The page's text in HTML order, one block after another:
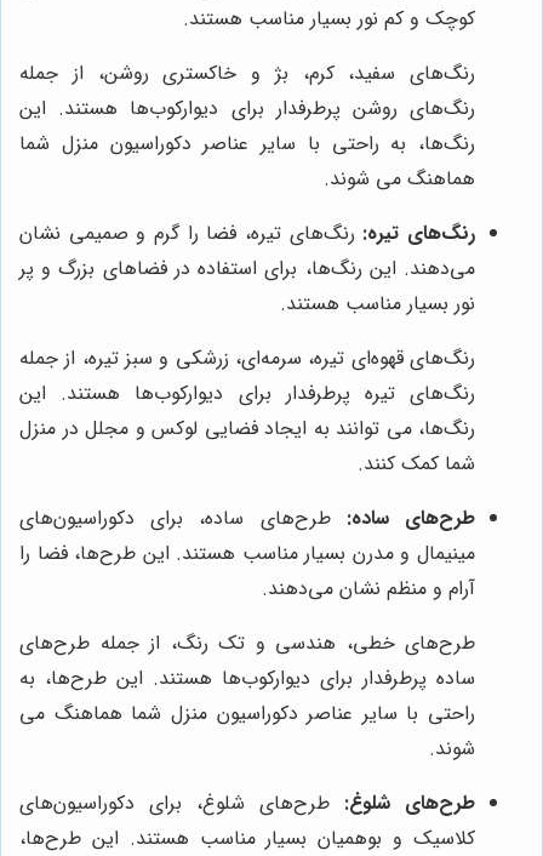
کوچک و کم نور بسیار مناسب هستند.
رنگ‌های سفید، کرم، بژ و خاکستری روشن، از جمله
رنگ‌های روشن پرطرفدار برای دیوارکوب‌ها هستند. این
رنگ‌ها، به راحتی با سایر عناصر دکوراسیون منزل شما
هماهنگ می شوند.
رنگ‌های تیره: رنگ‌های تیره، فضا را گرم و صمیمی نشان
می‌دهند. این رنگ‌ها، برای استفاده در فضاهای بزرگ و پر
نور بسیار مناسب هستند.
رنگ‌های قهوه‌ای تیره، سرمه‌ای، زرشکی و سبز تیره، از جمله
رنگ‌های تیره پرطرفدار برای دیوارکوب‌ها هستند. این
رنگ‌ها، می توانند به ایجاد فضایی لوکس و مجلل در منزل
شما کمک کنند.
طرح‌های ساده: طرح‌های ساده، برای دکوراسیون‌های
مینیمال و مدرن بسیار مناسب هستند. این طرح‌ها، فضا را
آرام و منظم نشان می‌دهند.
طرح‌های خطی، هندسی و تک رنگ، از جمله طرح‌های
ساده پرطرفدار برای دیوارکوب‌ها هستند. این طرح‌ها، به
راحتی با سایر عناصر دکوراسیون منزل شما هماهنگ می
شوند.
طرح‌های شلوغ: طرح‌های شلوغ، برای دکوراسیون‌های
کلاسیک و بوهمیان بسیار مناسب هستند. این طرح‌ها،